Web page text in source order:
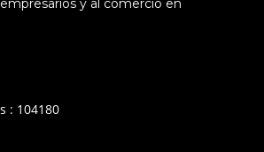
y al comercio en
: 104180